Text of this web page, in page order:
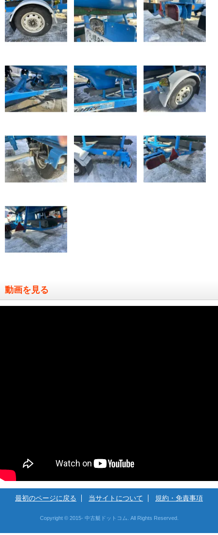
動画を見る
最初のページに戻る 当サイトについて 規約・免責事項
Copyright © 2015- 中古艇ドットコム. All Rights Reserved.